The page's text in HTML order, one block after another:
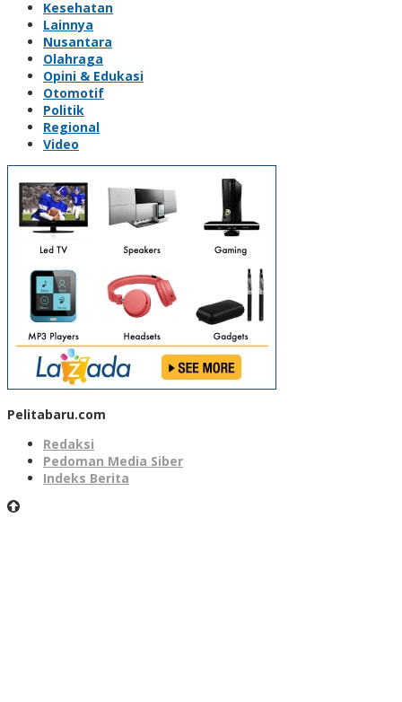
Kesehatan
Lainnya
Nusantara
Olahraga
Opini & Edukasi
Otomotif
Politik
Regional
Video
Pelitabaru.com
Redaksi
Pedoman Media Siber
Indeks Berita